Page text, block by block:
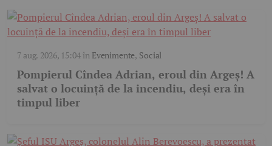
7 aug. 2026, 15:04în Evenimente, Social
Pompierul Cîndea Adrian, eroul din Argeș! A
salvat o locuință de la incendiu, deși era în
timpul liber